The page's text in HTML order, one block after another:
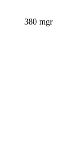
380 mgr